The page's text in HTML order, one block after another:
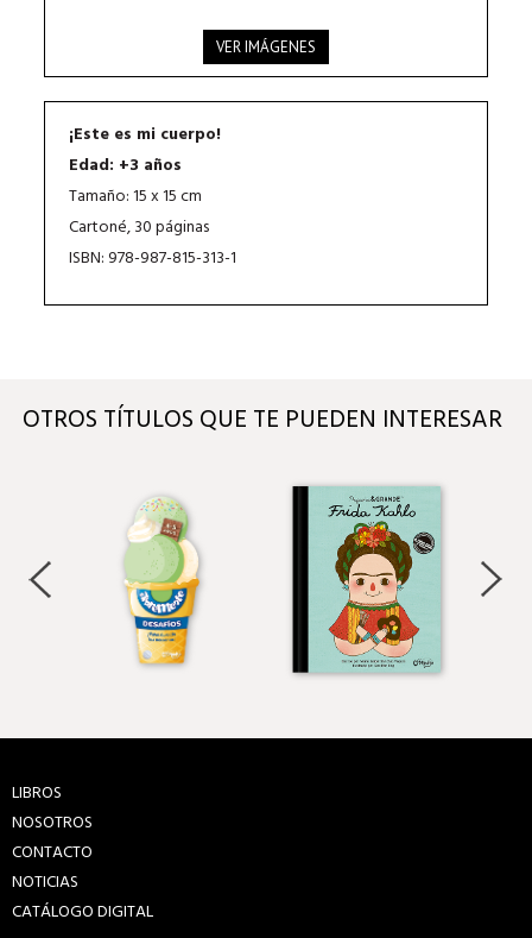
VER IMÁGENES
¡Este es mi cuerpo!
Edad: +3 años
Tamaño: 15 x 15 cm
Cartoné, 30 páginas
ISBN: 978-987-815-313-1
OTROS TÍTULOS QUE TE PUEDEN INTERESAR
LIBROS
NOSOTROS
CONTACTO
NOTICIAS
CATÁLOGO DIGITAL